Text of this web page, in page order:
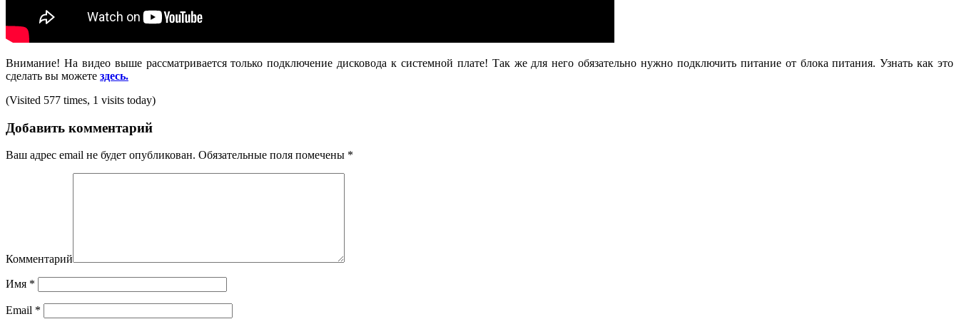
Внимание! На видео выше рассматривается только подключение дисковода к системной плате! Так же для него обязательно нужно подключить питание от блока питания. Узнать как это
сделать вы можете здесь.
(Visited 577 times, 1 visits today)
Добавить комментарий
Ваш адрес email не будет опубликован. Обязательные поля помечены *
Комментарий
Имя *
Email *